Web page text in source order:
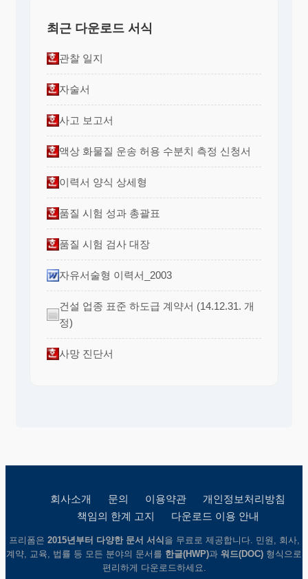
최근 다운로드 서식
관찰 일지
자술서
사고 보고서
액상 화물질 운송 허용 수분치 측정 신청서
이력서 양식 상세형
품질 시험 성과 총괄표
품질 시험 검사 대장
자유서술형 이력서_2003
건설 업종 표준 하도급 계약서 (14.12.31. 개
정)
사망 진단서
회사소개 문의 이용약관
개인정보처리방침
책임의 한계 고지
다운로드 이용 안내
프리폼은 2015년부터 다양한 문서 서식 을 무료로 제공합니다. 민원, 회사,
계약, 교육, 법률 등 모든 분야의 문서를 한글(HWP)과 워드(DOC) 형식으로
편리하게 다운로드하세요.